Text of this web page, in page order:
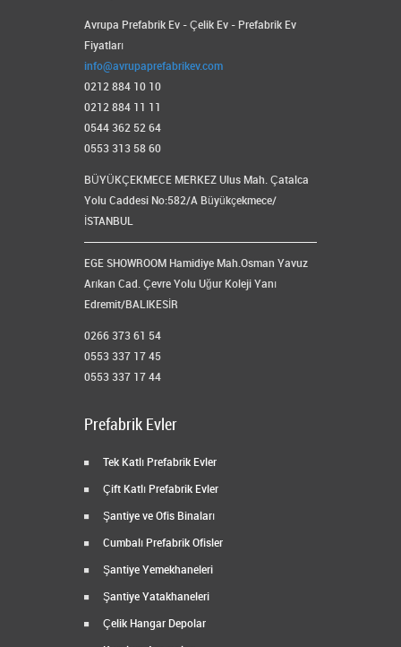
Avrupa Prefabrik Ev - Çelik Ev - Prefabrik Ev
Fiyatları
info@avrupaprefabrikev.com
0212 884 10 10
0212 884 11 11
0544 362 52 64
0553 313 58 60
BÜYÜKÇEKMECE MERKEZ Ulus Mah. Çatalca
Yolu Caddesi No:582/A Büyükçekmece/
İSTANBUL
EGE SHOWROOM Hamidiye Mah.Osman Yavuz
Arıkan Cad. Çevre Yolu Uğur Koleji Yanı
Edremit/BALIKESİR
0266 373 61 54
0553 337 17 45
0553 337 17 44
Prefabrik Evler
Tek Katlı Prefabrik Evler
Çift Katlı Prefabrik Evler
Şantiye ve Ofis Binaları
Cumbalı Prefabrik Ofisler
Şantiye Yemekhaneleri
Şantiye Yatakhaneleri
Çelik Hangar Depolar